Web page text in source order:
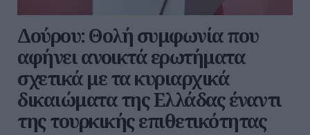
Δούρου: Θολή συμφωνία που
αφήνει ανοικτά ερωτήματα
σχετικά με τα κυριαρχικά
δικαιώματα της Ελλάδας έναντι
της τουρκικής επιθετικότητας